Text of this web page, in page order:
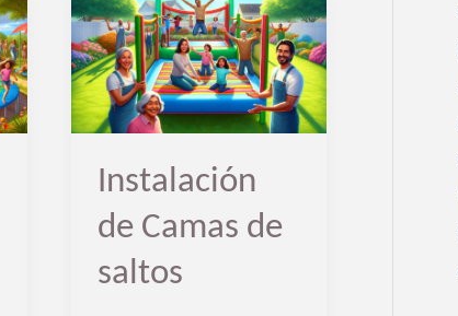
Instalación
de Camas de
saltos
Instalación
de
Camas
de